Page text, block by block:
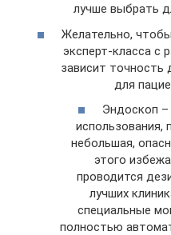
лучше выбрать
Желательно,
эксперт-класса с
зависит точность
для
Эндоскоп –
использования,
небольшая,
этого
проводится
лучших
специальные
полностью